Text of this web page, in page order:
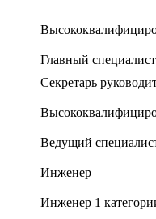
Главный специалист
Секретарь
Ведущий
Инженер
Инженер 1